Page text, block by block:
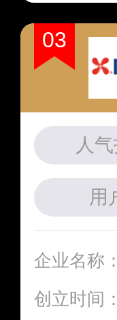
03
人
用
企业名称：
创立时间：